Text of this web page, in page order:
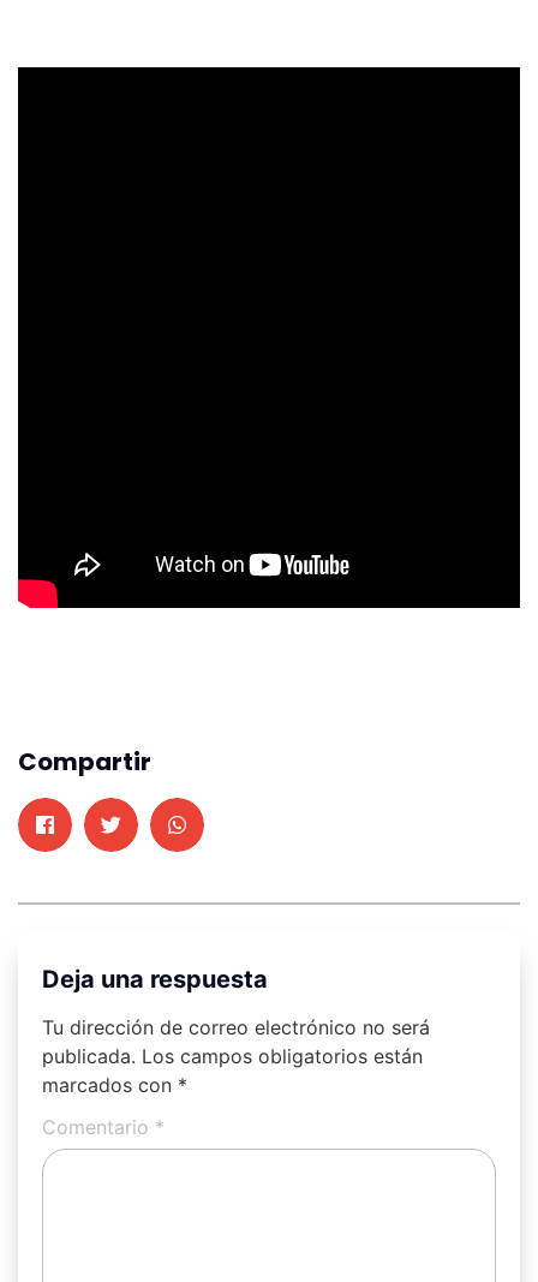
Compartir
Deja una respuesta
Tu dirección de correo electrónico no será
publicada. Los campos obligatorios están
marcados con *
Comentario *